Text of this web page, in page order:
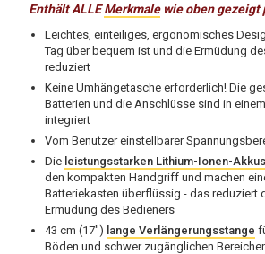
Enthält ALLEMerkmalewie oben gezeigt
Leichtes, einteiliges, ergonomisches
Tag über bequem ist und die Ermüdung
reduziert
Keine Umhängetasche erforderlich! Die
Batterien und die Anschlüsse sind in
integriert
Vom Benutzer einstellbarer
Die leistungsstarken Lithium-Ionen-Akkus
den kompakten Handgriff und machen
Batteriekasten überflüssig - das reduziert
Ermüdung des Bedieners
43 cm (17") lange Verlängerungsstange
Böden und schwer zugänglichen